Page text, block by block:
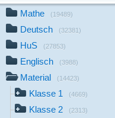
Mathe (19489)
Deutsch (32381)
HuS (27853)
Englisch (3988)
Material (14423)
Klasse 1 (4669)
Klasse 2 (2313)